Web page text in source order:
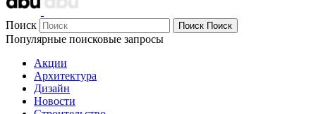
Поиск Поиск Поиск
Популярные поисковые запросы
Акции
Архитектура
Дизайн
Новости